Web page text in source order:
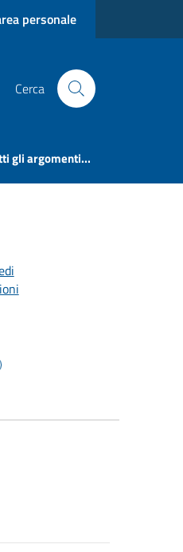
personale
Cerca
gli argomenti...